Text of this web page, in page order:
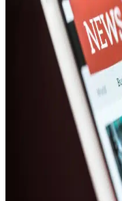
10 đặc điểm
Trong thời đại công
đã và đang trải qua